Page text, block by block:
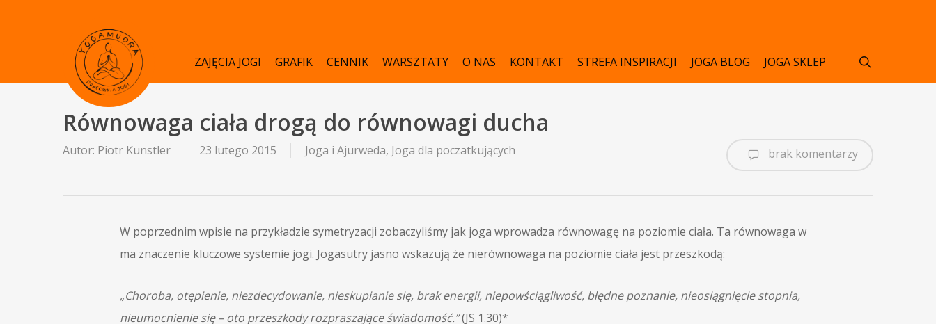
ZAJĘCIA JOGI GRAFIK CENNIK WARSZTATY O NAS KONTAKT STREFA INSPIRACJI JOGA BLOG JOGA SKLEP
Równowaga ciała drogą do równowagi ducha
Autor: Piotr Kunstler 23 lutego 2015 Joga i Ajurweda, Joga dla poczatkujących brak komentarzy
W poprzednim wpisie na przykładzie symetryzacji zobaczyliśmy jak joga wprowadza równowagę na poziomie ciała. Ta równowaga w
ma znaczenie kluczowe systemie jogi. Jogasutry jasno wskazują że nierównowaga na poziomie ciała jest przeszkodą:
„Choroba, otępienie, niezdecydowanie, nieskupianie się, brak energii, niepowściągliwość, błędne poznanie, nieosiągnięcie stopnia,
nieumocnienie się – oto przeszkody rozpraszające świadomość.”(JS 1.30)*